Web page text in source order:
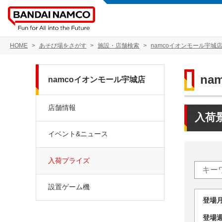
HOME あそび場をさがす 施設・店舗検索 namcoイオンモール宇城店
入荷
登
登
namcoイオンモール宇城店
店舗情報
イベント&ニュース
入荷プライズ
設置ゲーム機